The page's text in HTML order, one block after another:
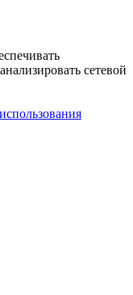
сетевой